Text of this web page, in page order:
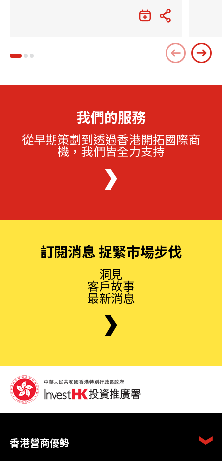
我們的服務
從早期策劃到透過香港開拓國際商
機，我們皆全力支持
訂閱消息 捉緊市場步伐
洞見
客戶故事
最新消息
香港營商優勢